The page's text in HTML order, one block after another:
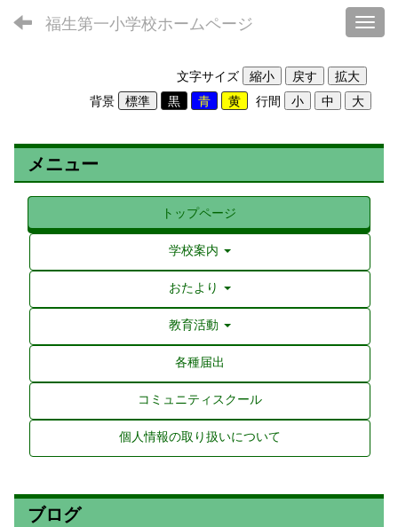
福生第一小学校ホームページ
文字サイズ
背景
行間
メニュー
トップページ
学校案内
おたより
教育活動
各種届出
コミュニティスクール
個人情報の取り扱いについて
ブログ